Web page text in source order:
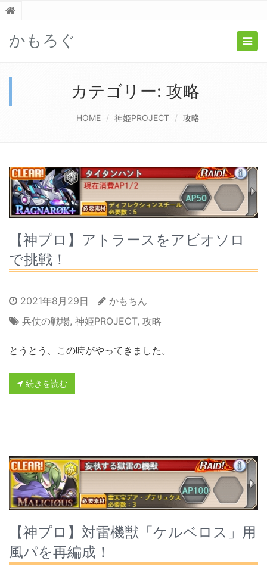
かもろぐ
カテゴリー: 攻略
HOME 神姫PROJECT 攻略
【神プロ】アトラースをアビオソロ
で挑戦！
2021年8月29日
かもちん
兵仗の戦場, 神姫PROJECT, 攻略
とうとう、この時がやってきました。
続きを読む
【神プロ】対雷機獣「ケルベロス」用
風パを再編成！